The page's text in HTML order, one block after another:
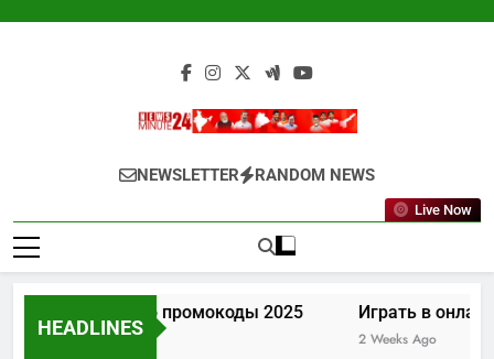
Newsminute24
Get All Updated Telugu News
NEWSLETTER RANDOM NEWS
Live Now
HEADLINES
Лев казино промокоды 2025
1 Week Ago
Играть в
2 Weeks Ago